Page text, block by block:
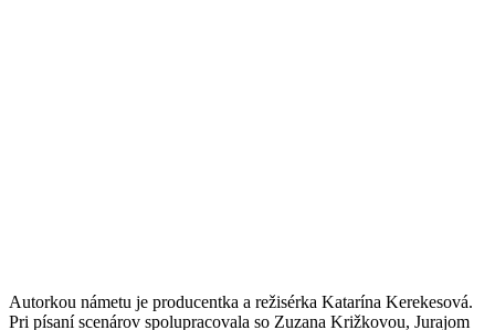
Autorkou námetu je producentka a režisérka Katarína Kerekesová.
Pri písaní scenárov spolupracovala so Zuzana Križkovou, Jurajom